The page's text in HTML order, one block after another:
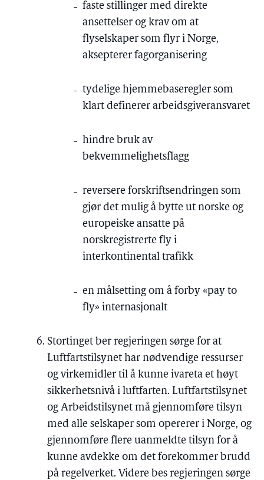
faste stillinger med direkte
ansettelser og krav om at
flyselskaper som flyr i Norge,
aksepterer fagorganisering
tydelige hjemmebaseregler som
klart definerer arbeidsgiveransvaret
hindre bruk av
bekvemmelighetsflagg
reversere forskriftsendringen som
gjør det mulig å bytte ut norske og
europeiske ansatte på
norskregistrerte fly i
interkontinental trafikk
en målsetting om å forby «pay to
fly» internasjonalt
Stortinget ber regjeringen sørge for at
Luftfartstilsynet har nødvendige ressurser
og virkemidler til å kunne ivareta et høyt
sikkerhetsnivå i luftfarten. Luftfartstilsynet
og Arbeidstilsynet må gjennomføre tilsyn
med alle selskaper som opererer i Norge, og
gjennomføre flere uanmeldte tilsyn for å
kunne avdekke om det forekommer brudd
på regelverket. Videre bes regjeringen sørge